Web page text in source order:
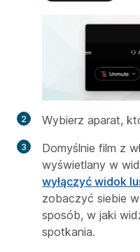
Wybierz aparat,
Domyślnie film z
wyświetlany w
wyłączyć widok
zobaczyć siebie
sposób, w jaki
spotkania.